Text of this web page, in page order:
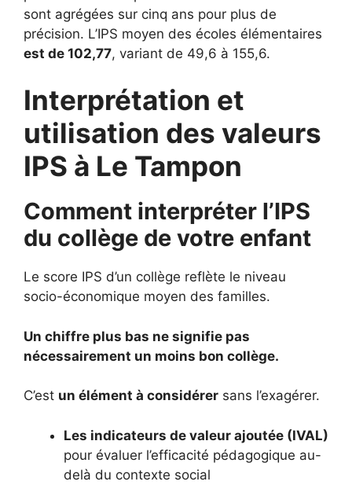
sont agrégées sur cinq ans pour plus de
précision. L’IPS moyen des écoles élémentaires
est de 102,77, variant de 49,6 à 155,6.
Interprétation et
utilisation des valeurs
IPS à Le Tampon
Comment interpréter l’IPS
du collège de votre enfant
Le score IPS d’un collège reflète le niveau
socio-économique moyen des familles.
Un chiffre plus bas ne signifie pas
nécessairement un moins bon collège.
C’est un élément à considérer sans l’exagérer.
Les indicateurs de valeur ajoutée (IVAL)
pour évaluer l’efficacité pédagogique au-
delà du contexte social